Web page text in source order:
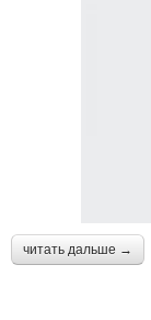
читать дальше →